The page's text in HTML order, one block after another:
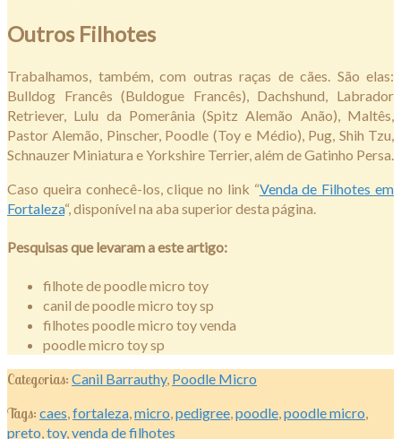
Outros Filhotes
Trabalhamos, também, com outras raças de cães. São elas:
Bulldog Francês (Buldogue Francês), Dachshund, Labrador
Retriever, Lulu da Pomerânia (Spitz Alemão Anão), Maltês,
Pastor Alemão, Pinscher, Poodle (Toy e Médio), Pug, Shih Tzu,
Schnauzer Miniatura e Yorkshire Terrier, além de Gatinho Persa.
Caso queira conhecê-los, clique no link “Venda de Filhotes em
Fortaleza“, disponível na aba superior desta página.
Pesquisas que levaram a este artigo:
filhote de poodle micro toy
canil de poodle micro toy sp
filhotes poodle micro toy venda
poodle micro toy sp
Categorias: Canil Barrauthy, Poodle Micro
Tags: caes,fortaleza,micro,pedigree,poodle,poodle micro,
preto,toy,venda de filhotes